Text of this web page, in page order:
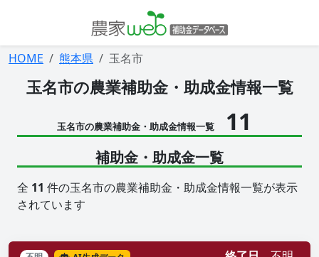
HOME 熊本県 玉名市
玉名市の農業補助金・助成金情報一覧
玉名市の農業補助金・助成金情報一覧 11
補助金・助成金一覧
全 11 件の玉名市の農業補助金・助成金情報一覧が表示
されています